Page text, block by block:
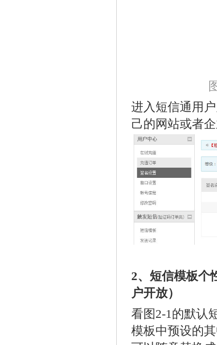
进入短信通用
己的网站或者
2、短信模板个
户开放）
看图2-1的默认
模板中预设的